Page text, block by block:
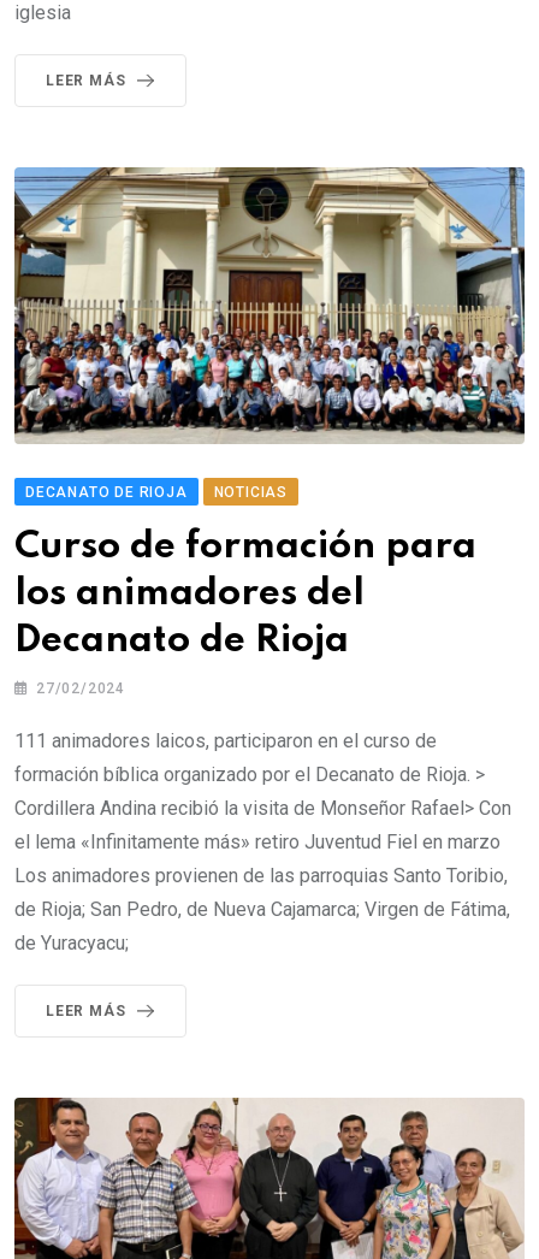
iglesia
LEER MÁS
DECANATO DE RIOJA NOTICIAS
Curso de formación para
los animadores del
Decanato de Rioja
27/02/2024
111 animadores laicos, participaron en el curso de
formación bíblica organizado por el Decanato de Rioja. >
Cordillera Andina recibió la visita de Monseñor Rafael> Con
el lema «Infinitamente más» retiro Juventud Fiel en marzo
Los animadores provienen de las parroquias Santo Toribio,
de Rioja; San Pedro, de Nueva Cajamarca; Virgen de Fátima,
de Yuracyacu;
LEER MÁS